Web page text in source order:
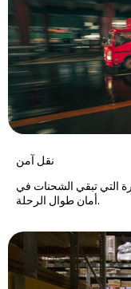
نقل آمن
التي تبقي الشحنات في
أمان طوال الرحلة.